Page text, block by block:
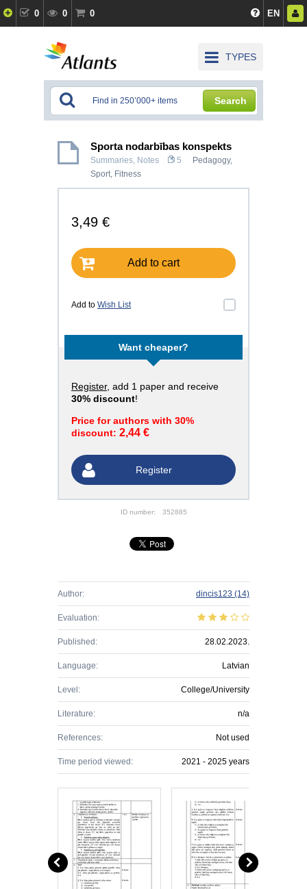
0 0 0 EN
TYPES
Search
Sporta nodarbības konspekts
Summaries, Notes 5 Pedagogy,
Sport, Fitness
3,49 €
Add to cart
Add to Wish List
Want cheaper?
Register, add 1 paper and receive
30% discount!
Price for authors with 30%
discount: 2,44 €
Register
ID number: 352885
Author: dincis123 (14)
Evaluation:
Published: 28.02.2023.
Language: Latvian
Level: College/University
Literature: n/a
References: Not used
Time period viewed: 2021 - 2025 years